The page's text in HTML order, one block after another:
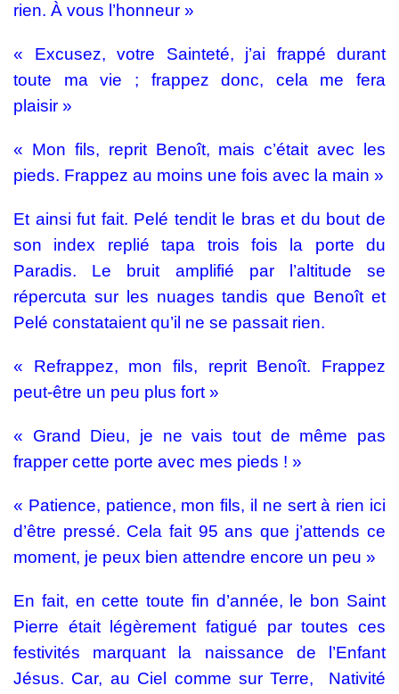
rien. À vous l’honneur »
« Excusez, votre Sainteté, j’ai frappé durant
toute ma vie ; frappez donc, cela me fera
plaisir »
« Mon fils, reprit Benoît, mais c’était avec les
pieds. Frappez au moins une fois avec la main »
Et ainsi fut fait. Pelé tendit le bras et du bout de
son index replié tapa trois fois la porte du
Paradis. Le bruit amplifié par l’altitude se
répercuta sur les nuages tandis que Benoît et
Pelé constataient qu’il ne se passait rien.
« Refrappez, mon fils, reprit Benoît. Frappez
peut-être un peu plus fort »
« Grand Dieu, je ne vais tout de même pas
frapper cette porte avec mes pieds ! »
« Patience, patience, mon fils, il ne sert à rien ici
d’être pressé. Cela fait 95 ans que j’attends ce
moment, je peux bien attendre encore un peu »
En fait, en cette toute fin d’année, le bon Saint
Pierre était légèrement fatigué par toutes ces
festivités marquant la naissance de l’Enfant
Jésus. Car, au Ciel comme sur Terre, Nativité